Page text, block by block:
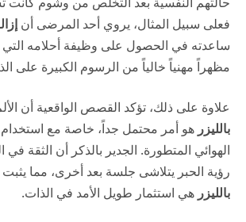
فعلى سبيل المثال، يروي أحد المرضى أن
ساعدته في الحصول على وظيفة أحلامه
مظهراً مهنياً خالياً من الرسوم الكبيرة على
علاوة على ذلك، تؤكد القصص الواقعية أن
بالليزر هو أمر محتمل جداً، خاصة مع استخدام
الهوائي المتطورة. الجدير بالذكر أن الثقة في
رؤية الحبر يتلاشى جلسة بعد أخرى، مما
بالليزر هي استثمار طويل الأمد في الذات.